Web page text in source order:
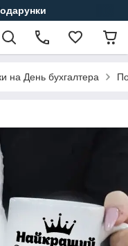
на День бухгалтера